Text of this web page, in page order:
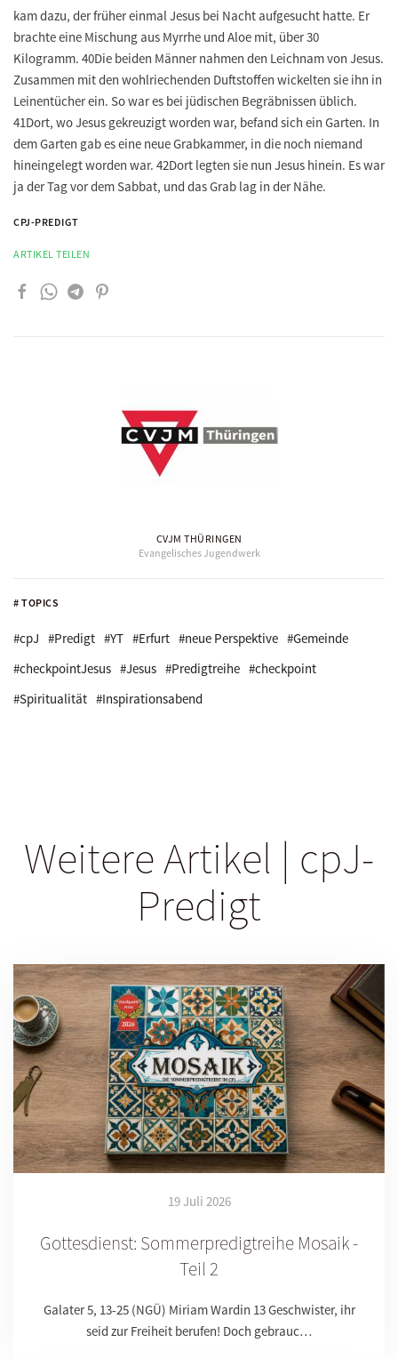
# TOPICS
#cpJ #Predigt #YT #Erfurt #neue Perspektive #Gemeinde
#checkpointJesus #Jesus #Predigtreihe #checkpoint
#Spiritualität #Inspirationsabend
kam dazu, der früher einmal Jesus bei Nacht aufgesucht hatte. Er
brachte eine Mischung aus Myrrhe und Aloe mit, über 30
Kilogramm. 40Die beiden Männer nahmen den Leichnam von Jesus.
Zusammen mit den wohlriechenden Duftstoffen wickelten sie ihn in
Leinentücher ein. So war es bei jüdischen Begräbnissen üblich.
41Dort, wo Jesus gekreuzigt worden war, befand sich ein Garten. In
dem Garten gab es eine neue Grabkammer, in die noch niemand
hineingelegt worden war. 42Dort legten sie nun Jesus hinein. Es war
ja der Tag vor dem Sabbat, und das Grab lag in der Nähe.
CPJ-PREDIGT
ARTIKEL TEILEN
CVJM THÜRINGEN
Evangelisches Jugendwerk
Weitere Artikel | cpJ-
Predigt
19 Juli 2026
Gottesdienst: Sommerpredigtreihe Mosaik -
Teil 2
Galater 5, 13-25 (NGÜ) Miriam Wardin 13 Geschwister, ihr
seid zur Freiheit berufen! Doch gebrauc…